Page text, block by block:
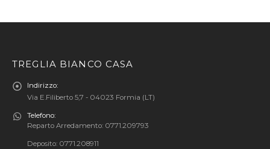
TREGLIA BIANCO CASA
Indirizzo:
Via E.Filiberto 5,7 - 04023 Formia (LT)
Telefono:
Reparto Arredamento: 0771.209793
Deposito: 0771.208911